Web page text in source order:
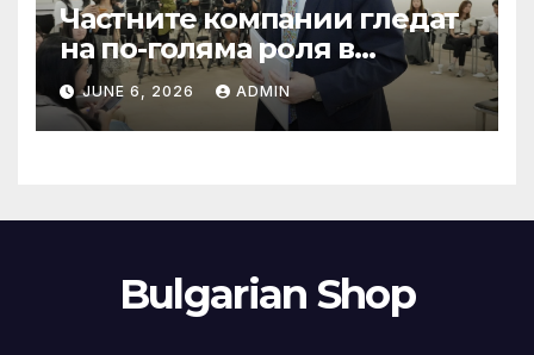
Частните компании гледат
на по-голяма роля в
стратегическата
енергетика
JUNE 6, 2026 ADMIN
Bulgarian Shop